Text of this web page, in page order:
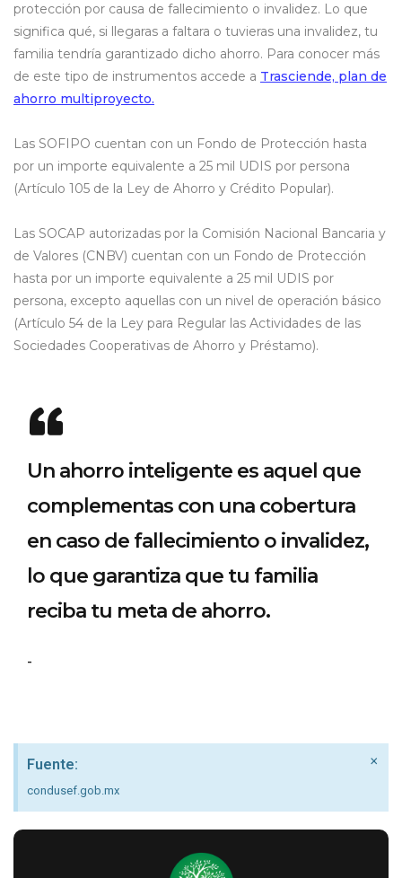
protección por causa de fallecimiento o invalidez. Lo que
significa qué, si llegaras a faltara o tuvieras una invalidez, tu
familia tendría garantizado dicho ahorro. Para conocer más
de este tipo de instrumentos accede a Trasciende, plan de
ahorro multiproyecto.
Las SOFIPO cuentan con un Fondo de Protección hasta
por un importe equivalente a 25 mil UDIS por persona
(Artículo 105 de la Ley de Ahorro y Crédito Popular).
Las SOCAP autorizadas por la Comisión Nacional Bancaria y
de Valores (CNBV) cuentan con un Fondo de Protección
hasta por un importe equivalente a 25 mil UDIS por
persona, excepto aquellas con un nivel de operación básico
(Artículo 54 de la Ley para Regular las Actividades de las
Sociedades Cooperativas de Ahorro y Préstamo).
Un ahorro inteligente es aquel que
complementas con una cobertura
en caso de fallecimiento o invalidez,
lo que garantiza que tu familia
reciba tu meta de ahorro.
-
Fuente:
condusef.gob.mx
×